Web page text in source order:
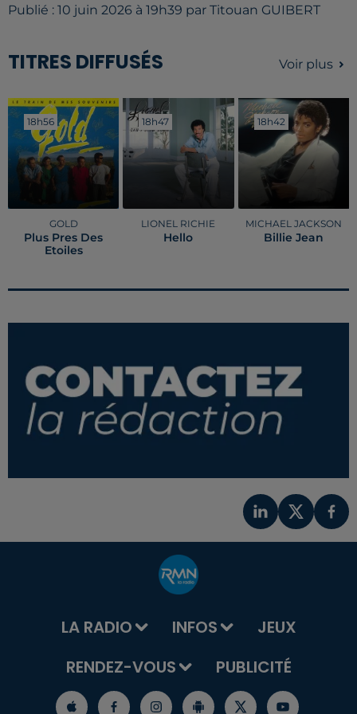
Publié : 10 juin 2026 à 19h39 par Titouan GUIBERT
TITRES DIFFUSÉS Voir plus
18h56
18h56
GOLD
Plus Pres Des
Etoiles
18h47
18h47
LIONEL RICHIE
Hello
18h42
18h42
MICHAEL JACKSON
Billie Jean
LA RADIO INFOS
JEUX
RENDEZ-VOUS
PUBLICITÉ